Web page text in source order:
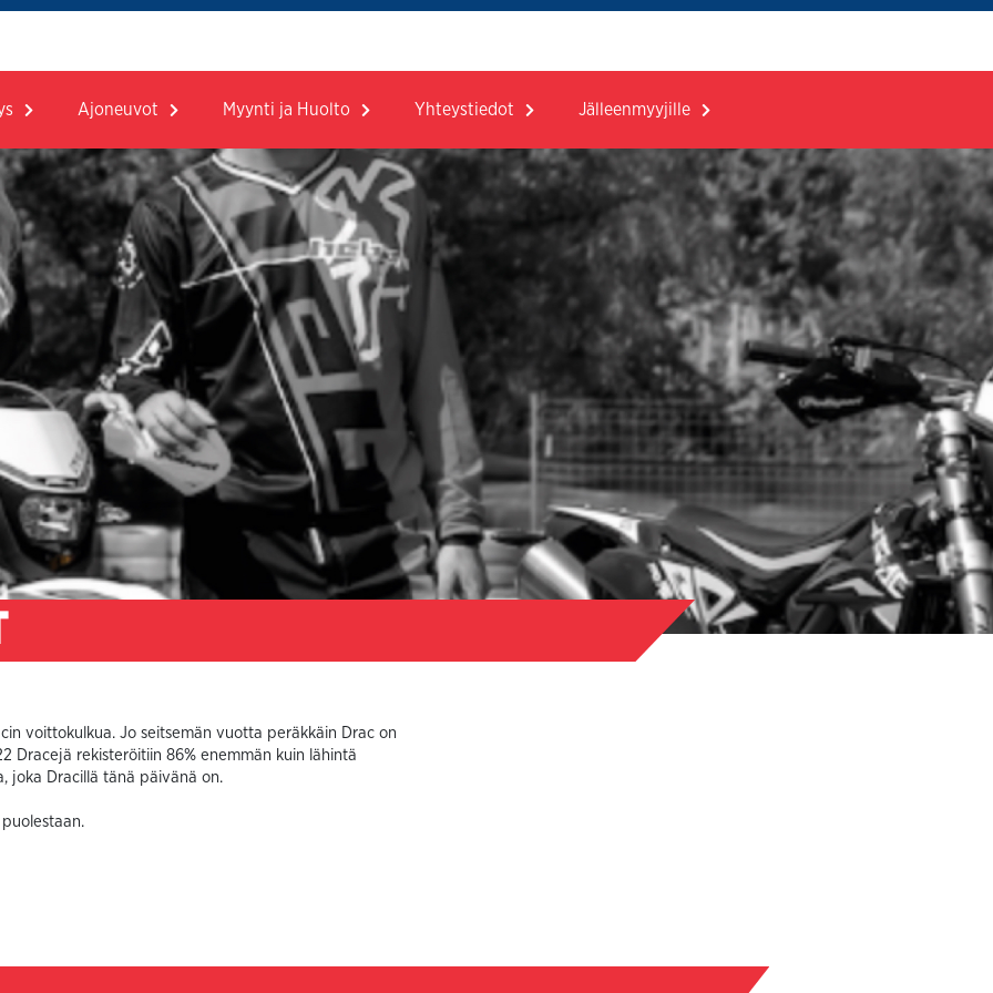
Ajoneuvot Myynti ja Huolto Yhteystiedot Jälleenmyyjille
voittokulkua. Jo seitsemän vuotta peräkkäin Drac on
Dracejä rekisteröitiin 86% enemmän kuin lähintä
joka Dracillä tänä päivänä on.